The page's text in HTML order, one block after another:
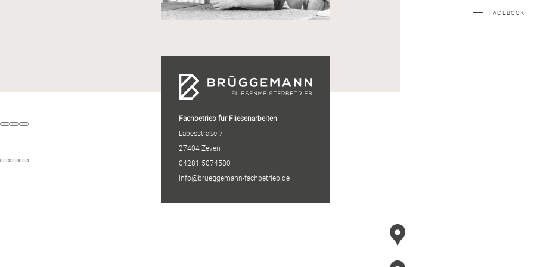
FACEBOOK
Fachbetrieb für Fliesenarbeiten
Labesstraße 7
27404 Zeven
04281 5074580
info@brueggemann-fachbetrieb.de